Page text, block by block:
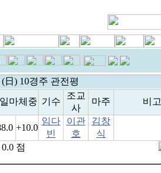
日) 10경주 관전평
마체중 기수
조교
사
마주 비고
+10.0
임다
빈
이관
호
김창
식
점